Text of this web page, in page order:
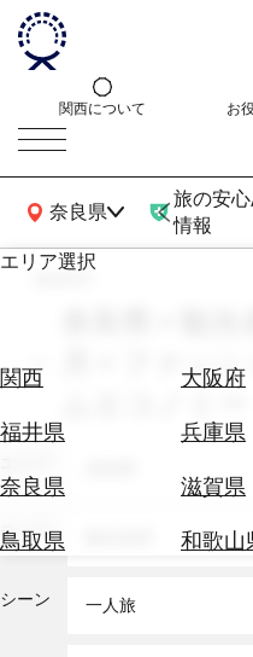
関西について お
奈良県
関西広域MAP
旅の安
情報
エリア選択
関西 大阪府
福井県
兵庫県
奈良県
滋賀県
鳥取県
和歌山
エ
券
テ
を
search
奈良県 × 観
月 × ファッ
テーマ
シーン 一人旅